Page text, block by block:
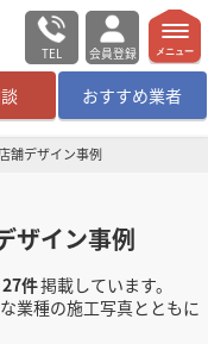
TEL 会員登録
おすすめ業者
ログイン／会員登録
メニュー
舗デザイン事例
ザイン事例
27件掲載しています。
業種の施工写真とともに